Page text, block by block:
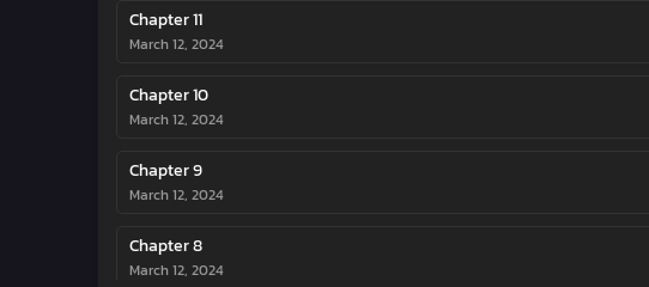
Chapter 11
March 12, 2024
Chapter 10
March 12, 2024
Chapter 9
March 12, 2024
Chapter 8
March 12, 2024